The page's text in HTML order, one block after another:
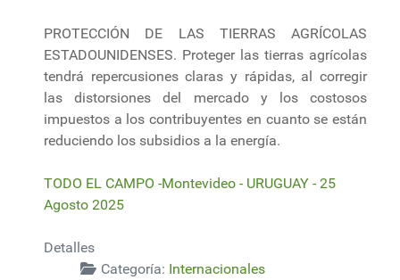
PROTECCIÓN DE LAS TIERRAS AGRÍCOLAS
ESTADOUNIDENSES. Proteger las tierras agrícolas
tendrá repercusiones claras y rápidas, al corregir
las distorsiones del mercado y los costosos
impuestos a los contribuyentes en cuanto se están
reduciendo los subsidios a la energía.
TODO EL CAMPO -Montevideo - URUGUAY - 25
Agosto 2025
Detalles
Categoría: Internacionales